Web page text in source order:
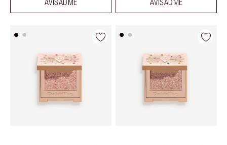
AVISADME AVISADME